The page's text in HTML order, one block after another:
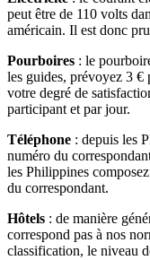
peut être de 110 volts
américain. Il est donc
Pourboires : le
les guides, prévoyez 3 €
votre degré de
participant et par jour.
Téléphone : depuis les
numéro du
les Philippines
du correspondant.
Hôtels : de manière
correspond pas à nos
classification, le niveau